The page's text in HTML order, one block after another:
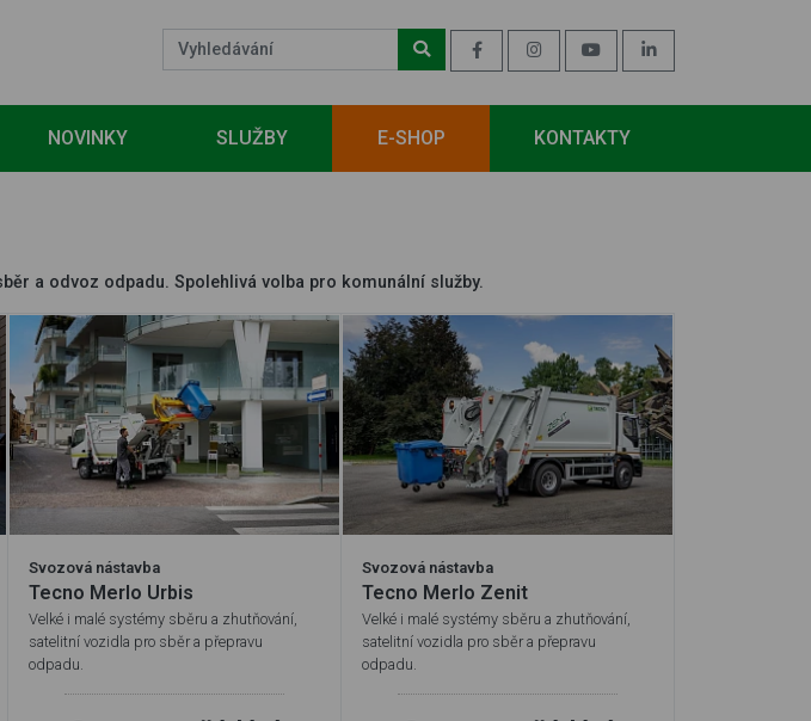
NOVINKY SLUŽBY E-SHOP KONTAKTY
a odvoz odpadu. Spolehlivá volba pro komunální služby.
Svozová nástavba
Tecno Merlo Urbis
Velké i malé systémy sběru a zhutňování,
satelitní vozidla pro sběr a přepravu
odpadu.
Svozová nástavba
Tecno Merlo Zenit
Velké i malé systémy sběru a zhutňování,
satelitní vozidla pro sběr a přepravu
odpadu.